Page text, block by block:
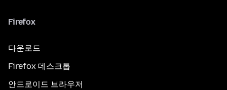
Firefox
다운로드
Firefox 데스크톱
안드로이드 브라우저